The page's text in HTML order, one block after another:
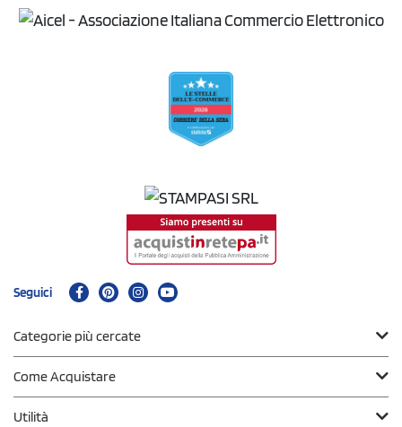
Seguici
Categorie più cercate
Come Acquistare
Utilità